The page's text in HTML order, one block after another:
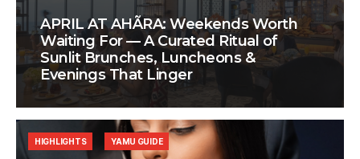
APRIL AT AHÃRA: Weekends Worth
Waiting For — A Curated Ritual of
Sunlit Brunches, Luncheons &
Evenings That Linger
HIGHLIGHTS YAMU GUIDE